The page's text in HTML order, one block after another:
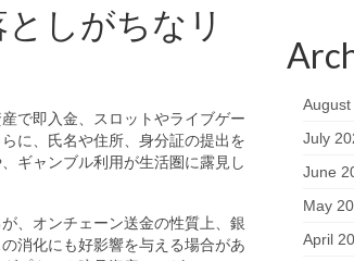
しがちなリ
で即入金、スロットやライブゲー
に、氏名や住所、身分証の提出を
ギャンブル利用が生活圏に露見し
、オンチェーン送金の性質上、銀
消化にも好影響を与える場合があ
August
July
June
May
April